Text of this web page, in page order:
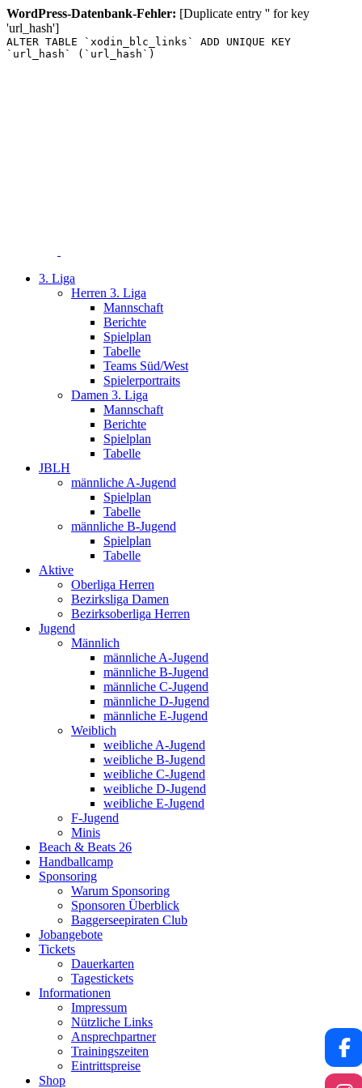
WordPress-Datenbank-Fehler: [Duplicate entry '' for key
'url_hash']
ALTER TABLE `xodin_blc_links` ADD UNIQUE KEY
`url_hash` (`url_hash`)
3. Liga
Herren 3. Liga
Mannschaft
Berichte
Spielplan
Tabelle
Teams Süd/West
Spielerportraits
Damen 3. Liga
Mannschaft
Berichte
Spielplan
Tabelle
JBLH
männliche A-Jugend
Spielplan
Tabelle
männliche B-Jugend
Spielplan
Tabelle
Aktive
Oberliga Herren
Bezirksliga Damen
Bezirksoberliga Herren
Jugend
Männlich
männliche A-Jugend
männliche B-Jugend
männliche C-Jugend
männliche D-Jugend
männliche E-Jugend
Weiblich
weibliche A-Jugend
weibliche B-Jugend
weibliche C-Jugend
weibliche D-Jugend
weibliche E-Jugend
F-Jugend
Minis
Beach & Beats 26
Handballcamp
Sponsoring
Warum Sponsoring
Sponsoren Überblick
Baggerseepiraten Club
Jobangebote
Tickets
Dauerkarten
Tagestickets
Informationen
Impressum
Nützliche Links
Ansprechpartner
Trainingszeiten
Eintrittspreise
Shop